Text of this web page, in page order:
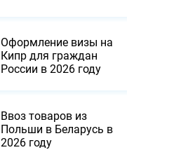
Оформление визы на
Кипр для граждан
России в 2026 году
Ввоз товаров из
Польши в Беларусь в
2026 году